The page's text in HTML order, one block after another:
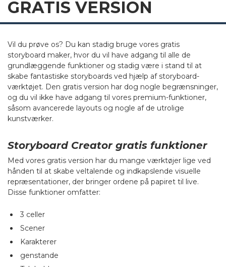
GRATIS VERSION
Vil du prøve os? Du kan stadig bruge vores gratis
storyboard maker, hvor du vil have adgang til alle de
grundlæggende funktioner og stadig være i stand til at
skabe fantastiske storyboards ved hjælp af storyboard-
værktøjet. Den gratis version har dog nogle begrænsninger,
og du vil ikke have adgang til vores premium-funktioner,
såsom avancerede layouts og nogle af de utrolige
kunstværker.
Storyboard Creator gratis funktioner
Med vores gratis version har du mange værktøjer lige ved
hånden til at skabe veltalende og indkapslende visuelle
repræsentationer, der bringer ordene på papiret til live.
Disse funktioner omfatter:
3 celler
Scener
Karakterer
genstande